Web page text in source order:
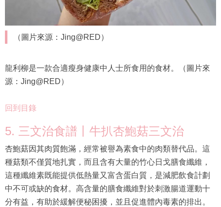
（圖片來源：Jing@RED）
龍利柳是一款合適瘦身健康中人士所食用的食材。（圖片來
源：Jing@RED）
回到目錄
5. 三文治食譜丨牛扒杏鮑菇三文治
杏鮑菇因其肉質飽滿，經常被譽為素食中的肉類替代品。這
種菇類不僅質地扎實，而且含有大量的竹心日戈膳食纖維，
這種纖維素既能提供低熱量又富含蛋白質，是減肥飲食計劃
中不可或缺的食材。高含量的膳食纖維對於刺激腸道運動十
分有益，有助於緩解便秘困擾，並且促進體內毒素的排出。